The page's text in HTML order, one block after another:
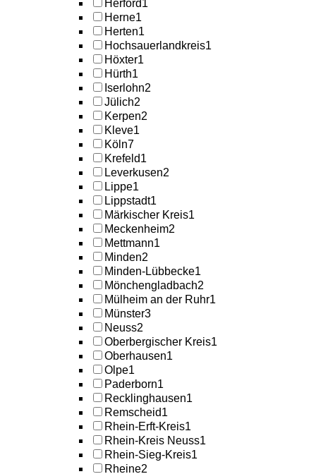
Herford1
Herne1
Herten1
Hochsauerlandkreis1
Höxter1
Hürth1
Iserlohn2
Jülich2
Kerpen2
Kleve1
Köln7
Krefeld1
Leverkusen2
Lippe1
Lippstadt1
Märkischer Kreis1
Meckenheim2
Mettmann1
Minden2
Minden-Lübbecke1
Mönchengladbach2
Mülheim an der Ruhr1
Münster3
Neuss2
Oberbergischer Kreis1
Oberhausen1
Olpe1
Paderborn1
Recklinghausen1
Remscheid1
Rhein-Erft-Kreis1
Rhein-Kreis Neuss1
Rhein-Sieg-Kreis1
Rheine2